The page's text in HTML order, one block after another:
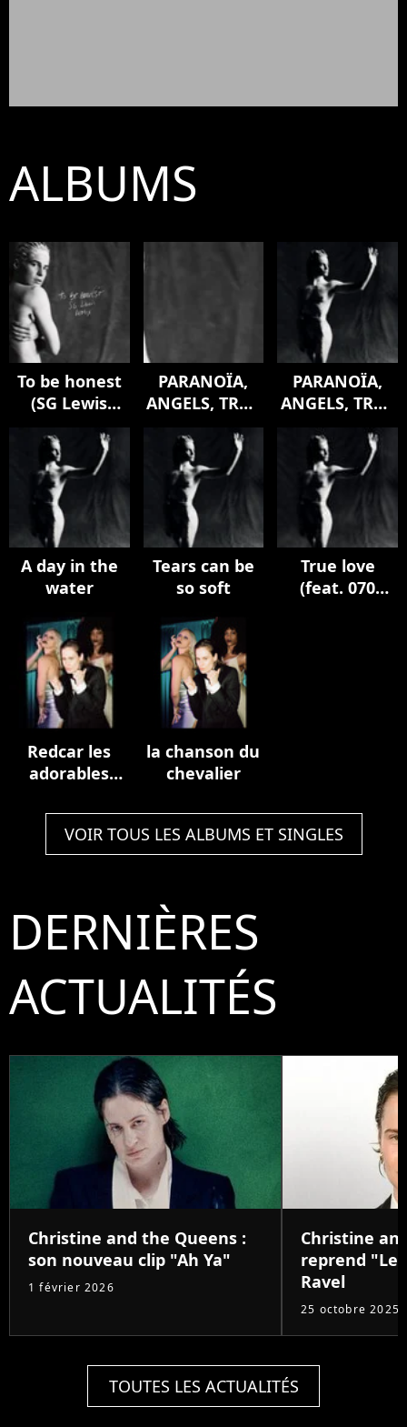
ALBUMS
To be honest
(SG Lewis
PARANOÏA,
ANGELS, TRUE
PARANOÏA,
ANGELS, TRUE
LOVE
A day in the
water
Tears can be
so soft
True love
(feat. 070
Redcar les
adorables
(prologue)
la chanson du
chevalier
VOIR TOUS LES ALBUMS ET SINGLES
DERNIÈRES
ACTUALITÉS
Christine and the Queens :
son nouveau clip "Ah Ya"
1 février 2026
Christine
reprend "Le
Ravel
25 octobre 2025
TOUTES LES ACTUALITÉS